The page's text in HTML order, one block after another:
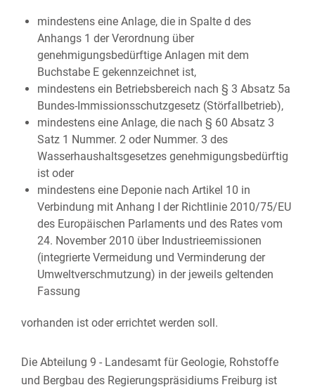
mindestens eine Anlage, die in Spalte d des
Anhangs 1 der Verordnung über
genehmigungsbedürftige Anlagen mit dem
Buchstabe E gekennzeichnet ist,
mindestens ein Betriebsbereich nach § 3 Absatz 5a
Bundes-Immissionsschutzgesetz (Störfallbetrieb),
mindestens eine Anlage, die nach § 60 Absatz 3
Satz 1 Nummer. 2 oder Nummer. 3 des
Wasserhaushaltsgesetzes genehmigungsbedürftig
ist oder
mindestens eine Deponie nach Artikel 10 in
Verbindung mit Anhang I der Richtlinie 2010/75/EU
des Europäischen Parlaments und des Rates vom
24. November 2010 über Industrieemissionen
(integrierte Vermeidung und Verminderung der
Umweltverschmutzung) in der jeweils geltenden
Fassung
vorhanden ist oder errichtet werden soll.
Die Abteilung 9 - Landesamt für Geologie, Rohstoffe
und Bergbau des Regierungspräsidiums Freiburg ist